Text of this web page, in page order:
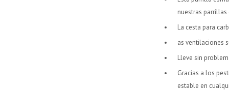
nuestras
La cesta para
as ventilaciones
Lleve sin
Gracias a los
estable en